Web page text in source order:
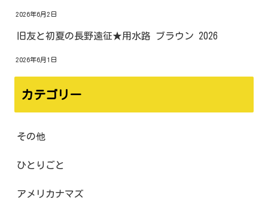
2026年6月2日
旧友と初夏の長野遠征★用水路 ブラウン 2026
2026年6月1日
カテゴリー
その他
ひとりごと
アメリカナマズ